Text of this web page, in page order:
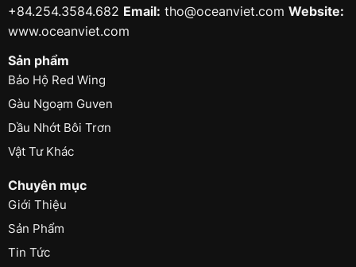
+84.254.3584.682 Email: tho@oceanviet.com Website:
www.oceanviet.com
Sản phẩm
Bảo Hộ Red Wing
Gàu Ngoạm Guven
Dầu Nhớt Bôi Trơn
Vật Tư Khác
Chuyên mục
Giới Thiệu
Sản Phẩm
Tin Tức